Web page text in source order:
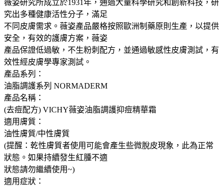
薇姿研究所成立於1931年，通過大量科學研究和創新科技，研
究出多種健康活性分子，滿足
不同皮膚需求。薇姿產品嚴格按照歐洲制藥原則生產，以提供
安全，有效的護膚方案，薇姿
產品保證低過敏，不生粉刺配方，並通過敏感性皮膚測試，有
效性經皮膚學專家測試。
產品系列：
油脂調護系列 NORMADERM
產品名稱：
(去痘配方) VICHY薇姿油脂調護抑痘精華霜
適用膚質：
油性膚質/中性膚質
(提醒：乾性膚質者使用可能會產生些微脫皮現象，此為正常
狀態。如果持續發生紅腫不適
狀態請勿繼續使用~)
適用症狀：